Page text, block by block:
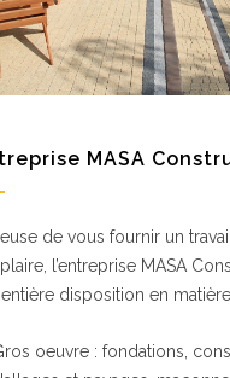
MASA
de vous fournir un
l’entreprise MASA
disposition en
oeuvre : fondations,